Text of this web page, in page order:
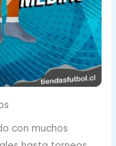
con muchos